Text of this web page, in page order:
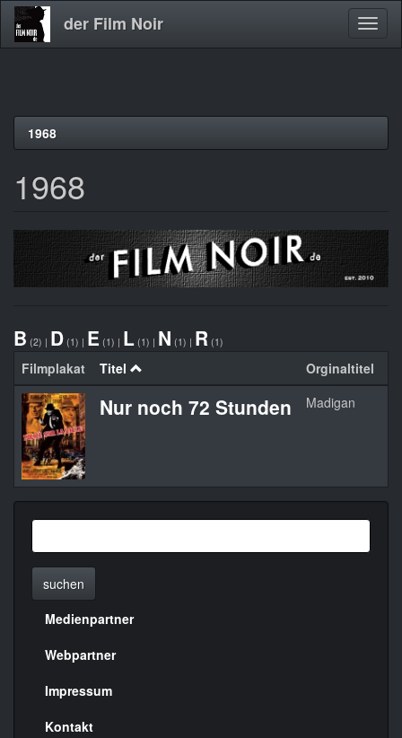
Direkt
der Film Noir
1968
1968
B (2) | D (1) | E (1) | L (1) | N (1) | R (1)
Filmplakat Titel Orginaltitel
Nur noch 72 Stunden Madigan
suchen
Menülinks
rechte
Seite
Medienpartner
Webpartner
Impressum
Kontakt